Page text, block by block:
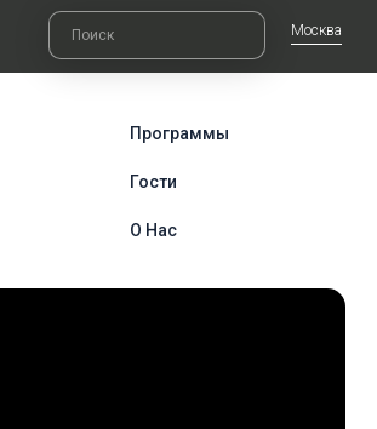
Москва
Программы
Гости
О Нас